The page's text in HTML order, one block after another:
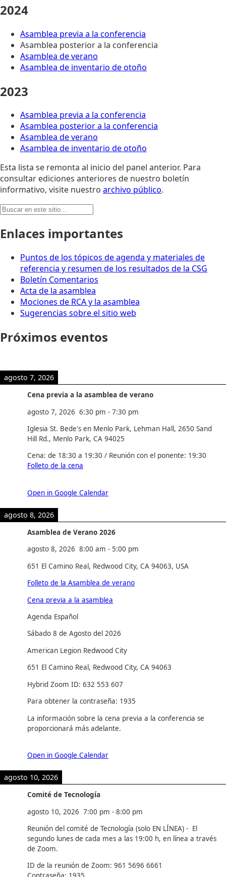
2024
Asamblea previa a la conferencia
Asamblea posterior a la conferencia
Asamblea de verano
Asamblea de inventario de otoño
2023
Asamblea previa a la conferencia
Asamblea posterior a la conferencia
Asamblea de verano
Asamblea de inventario de otoño
Esta lista se remonta al inicio del panel anterior. Para
consultar ediciones anteriores de nuestro boletín
informativo, visite nuestro archivo público.
Buscar:
Enlaces importantes
Puntos de los tópicos de agenda y materiales de
referencia y resumen de los resultados de la CSG
Boletín Comentarios
Acta de la asamblea
Mociones de RCA y la asamblea
Sugerencias sobre el sitio web
Próximos eventos
agosto 7, 2026
Cena previa a la asamblea de verano
agosto 7, 2026 6:30 pm - 7:30 pm
Iglesia St. Bede's en Menlo Park, Lehman Hall, 2650 Sand
Hill Rd., Menlo Park, CA 94025
Cena: de 18:30 a 19:30 / Reunión con el ponente: 19:30
Folleto de la cena
Open in Google Calendar
agosto 8, 2026
Asamblea de Verano 2026
agosto 8, 2026 8:00 am - 5:00 pm
651 El Camino Real, Redwood City, CA 94063, USA
Folleto de la Asamblea de verano
Cena previa a la asamblea
Agenda Español
Sábado 8 de Agosto del 2026
American Legion Redwood City
651 El Camino Real, Redwood City, CA 94063
Hybrid Zoom ID: 632 553 607
Para obtener la contraseña: 1935
La información sobre la cena previa a la conferencia se
proporcionará más adelante.
Open in Google Calendar
agosto 10, 2026
Comité de Tecnología
agosto 10, 2026 7:00 pm - 8:00 pm
Reunión del comité de Tecnología (solo EN LÍNEA) - El
segundo lunes de cada mes a las 19:00 h, en línea a través
de Zoom.
ID de la reunión de Zoom: 961 5696 6661